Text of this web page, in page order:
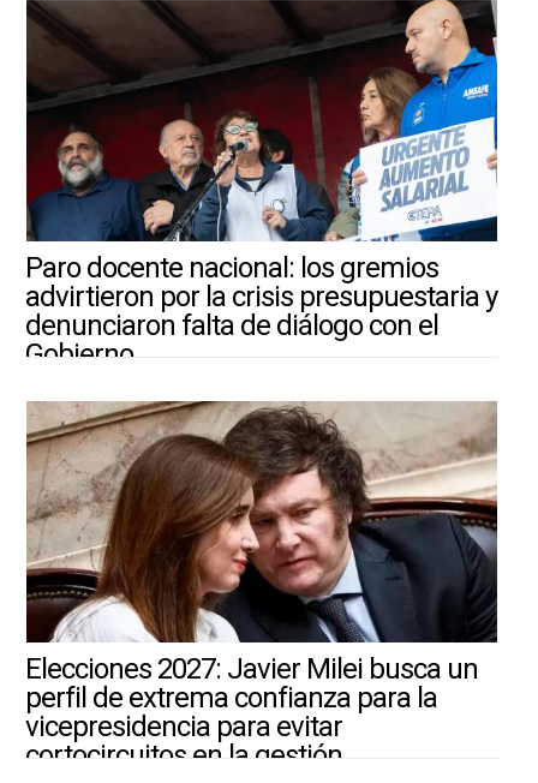
Paro docente nacional: los gremios
advirtieron por la crisis presupuestaria y
denunciaron falta de diálogo con el
Gobierno
Elecciones 2027: Javier Milei busca un
perfil de extrema confianza para la
vicepresidencia para evitar
cortocircuitos en la gestión